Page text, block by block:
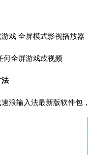
戏 全屏模式影视播放器
何全屏游戏或视频
浪输入法最新版软件包